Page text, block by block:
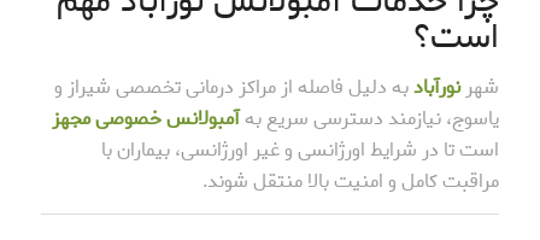
است؟
شهرنورآبادبه دلیل فاصله از مراکز درمانی تخصصی شیراز و
یاسوج، نیازمند دسترسی سریع بهآمبولانس خصوصی مجهز
است تا در شرایط اورژانسی و غیر اورژانسی، بیماران با
مراقبت کامل و امنیت بالا منتقل شوند.